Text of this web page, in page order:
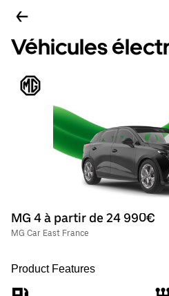
Véhicules
MG 4 à partir de 24 990€
MG Car East France
Product Features